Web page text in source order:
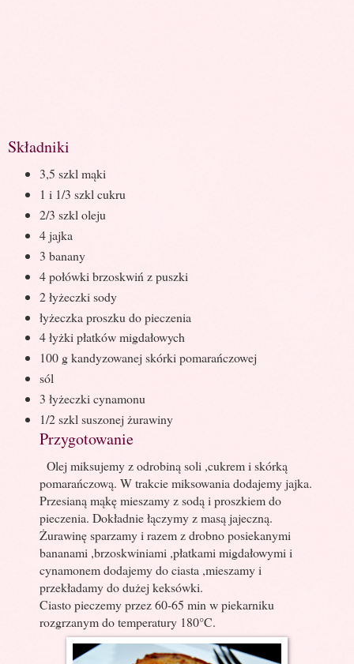
Składniki
3,5 szkl mąki
1 i 1/3 szkl cukru
2/3 szkl oleju
4 jajka
3 banany
4 połówki brzoskwiń z puszki
2 łyżeczki sody
łyżeczka proszku do pieczenia
4 łyżki płatków migdałowych
100 g kandyzowanej skórki pomarańczowej
sól
3 łyżeczki cynamonu
1/2 szkl suszonej żurawiny
Przygotowanie
Olej miksujemy z odrobiną soli ,cukrem i skórką
pomarańczową. W trakcie miksowania dodajemy jajka.
Przesianą mąkę mieszamy z sodą i proszkiem do
pieczenia. Dokładnie łączymy z masą jajeczną.
Żurawinę sparzamy i razem z drobno posiekanymi
bananami ,brzoskwiniami ,płatkami migdałowymi i
cynamonem dodajemy do ciasta ,mieszamy i
przekładamy do dużej keksówki.
Ciasto pieczemy przez 60-65 min w piekarniku
rozgrzanym do temperatury 180°C.